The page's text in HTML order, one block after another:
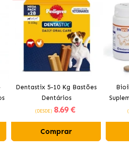
Dentastix 5-10 Kg Bastões
Dentários
(DESDE) 8.69 €
Comprar